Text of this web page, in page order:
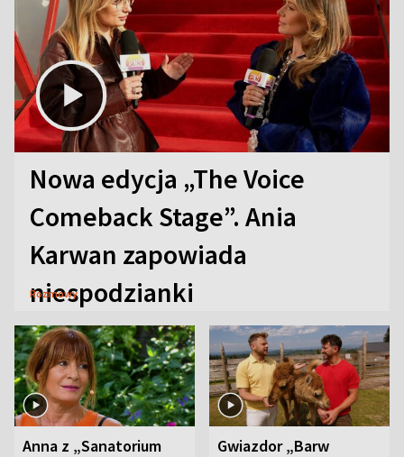
Nowa edycja „The Voice
Comeback Stage”. Ania
Karwan zapowiada
niespodzianki
Rozmowy
Anna z „Sanatorium
Gwiazdor „Barw